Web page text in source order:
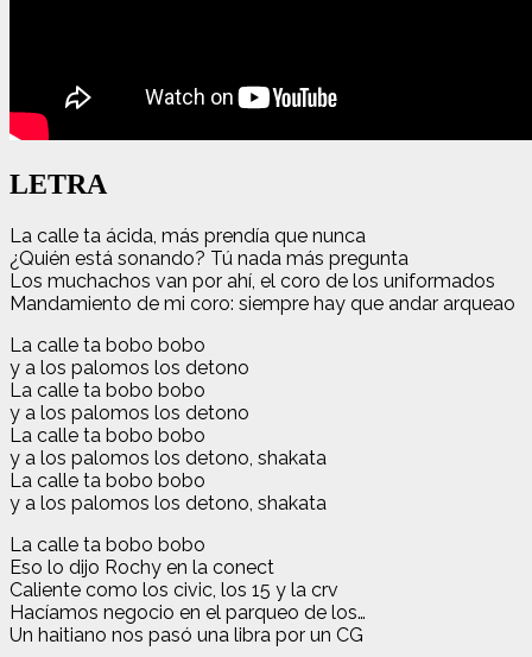
LETRA
La calle ta ácida, más prendía que nunca
¿Quién está sonando? Tú nada más pregunta
Los muchachos van por ahí, el coro de los uniformados
Mandamiento de mi coro: siempre hay que andar arqueao
La calle ta bobo bobo
y a los palomos los detono
La calle ta bobo bobo
y a los palomos los detono
La calle ta bobo bobo
y a los palomos los detono, shakata
La calle ta bobo bobo
y a los palomos los detono, shakata
La calle ta bobo bobo
Eso lo dijo Rochy en la conect
Caliente como los civic, los 15 y la crv
Hacíamos negocio en el parqueo de los…
Un haitiano nos pasó una libra por un CG